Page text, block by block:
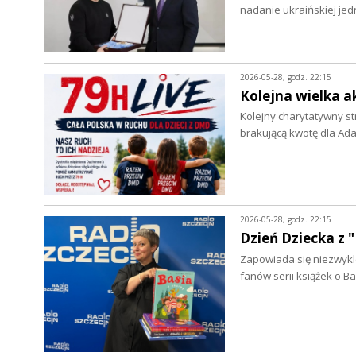
nadanie ukraińskiej
2026-05-28, godz. 22:15
Kolejna wielka
Kolejny charytatywny
brakującą kwotę dla
2026-05-28, godz. 22:15
Dzień Dziecka z
Zapowiada się
fanów serii książek o